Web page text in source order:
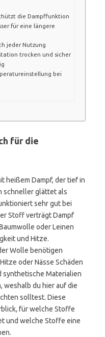
die Dampffunktion
für eine längere
jeder Nutzung
trocken und sicher
bei
für die
heißem Dampf, der tief in
schneller glättet als
sehr gut bei
Stoff verträgt Dampf
oder Leinen
und Hitze.
Wolle benötigen
oder Nässe Schäden
synthetische Materialien
du hier auf die
solltest. Diese
für welche Stoffe
und welche Stoffe eine